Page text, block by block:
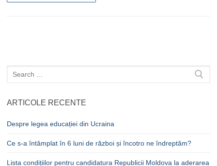
Caută
după:
ARTICOLE RECENTE
Despre legea educației din Ucraina
Ce s-a întâmplat în 6 luni de război și încotro ne îndreptăm?
Lista condițiilor pentru candidatura Republicii Moldova la aderarea